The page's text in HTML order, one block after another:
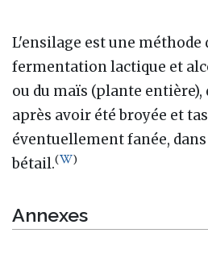
L'ensilage est une
fermentation lactique et
ou du maïs (plante
après avoir été broyée et
éventuellement fanée,
bétail.( )
Annexes